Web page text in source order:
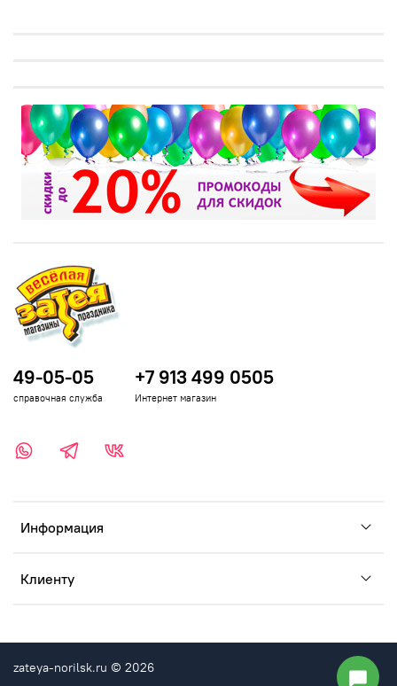
Информация
Клиенту
49-05-05
справочная служба
+7 913 499 0505
Интернет магазин
zateya-norilsk.ru © 2026